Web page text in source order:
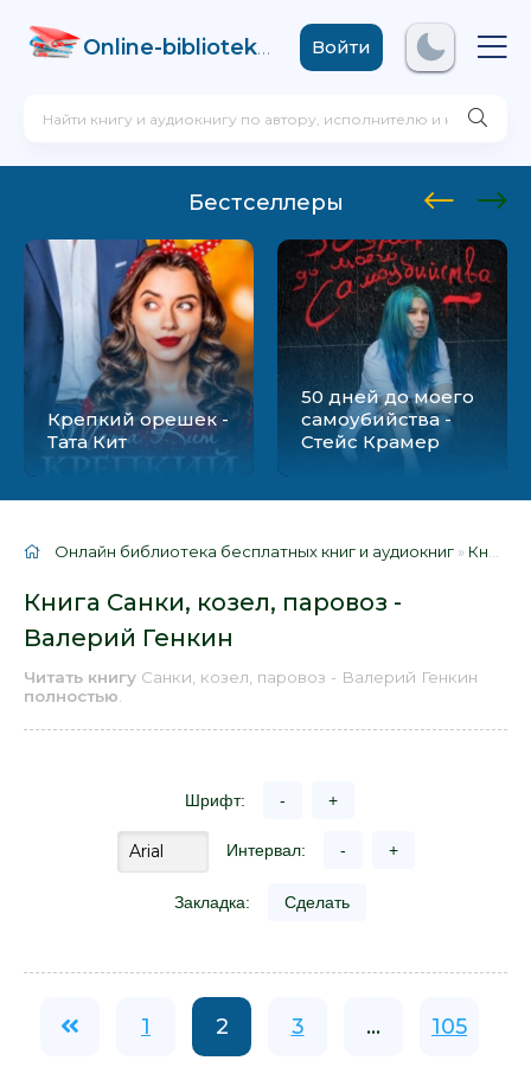
Online-biblioteka .comВойти
Бестселлеры
Крепкий орешек -
Тата Кит
50 дней до моего
самоубийства -
Стейс Крамер
Онлайн библиотека бесплатных книг и аудиокниг » Книги
Книга Санки, козел, паровоз -
Валерий Генкин
Читать книгу Санки, козел, паровоз - Валерий Генкин
полностью
Шрифт: - +
Интервал: - +
Закладка: Сделать
1 2 3 ... 105